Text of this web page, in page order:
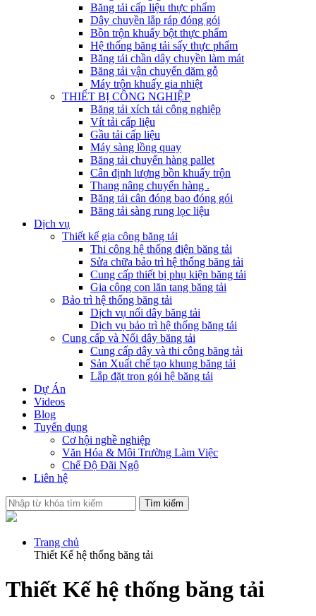
Băng tải cấp liệu thực phẩm
Dây chuyền lắp ráp đóng gói
Bồn trộn khuấy bột thực phẩm
Hệ thống băng tải sấy thực phẩm
Băng tải chần dây chuyền làm mát
Băng tải vận chuyển dăm gỗ
Máy trộn khuấy gia nhiệt
THIẾT BỊ CÔNG NGHIỆP
Băng tải xích tải công nghiệp
Vít tải cấp liệu
Gầu tải cấp liệu
Máy sàng lồng quay
Băng tải chuyển hàng pallet
Cân định lượng bồn khuấy trộn
Thang nâng chuyển hàng .
Băng tải cân đóng bao đóng gói
Băng tải sàng rung lọc liệu
Dịch vụ
Thiết kế gia công băng tải
Thi công hệ thống điện băng tải
Sửa chữa bảo trì hệ thống băng tải
Cung cấp thiết bị phụ kiện băng tải
Gia công con lăn tang băng tải
Bảo trì hệ thống băng tải
Dịch vụ nối dây băng tải
Dịch vụ bảo trì hệ thống băng tải
Cung cấp và Nối dây băng tải
Cung cấp dây và thi công băng tải
Sản Xuất chế tạo khung băng tải
Lắp đặt trọn gói hệ băng tải
Dự Án
Videos
Blog
Tuyển dụng
Cơ hội nghề nghiệp
Văn Hóa & Môi Trường Làm Việc
Chế Độ Đãi Ngộ
Liên hệ
Tìm kiếm
Trang chủ
Thiết Kế hệ thống băng tải
Thiết Kế hệ thống băng tải